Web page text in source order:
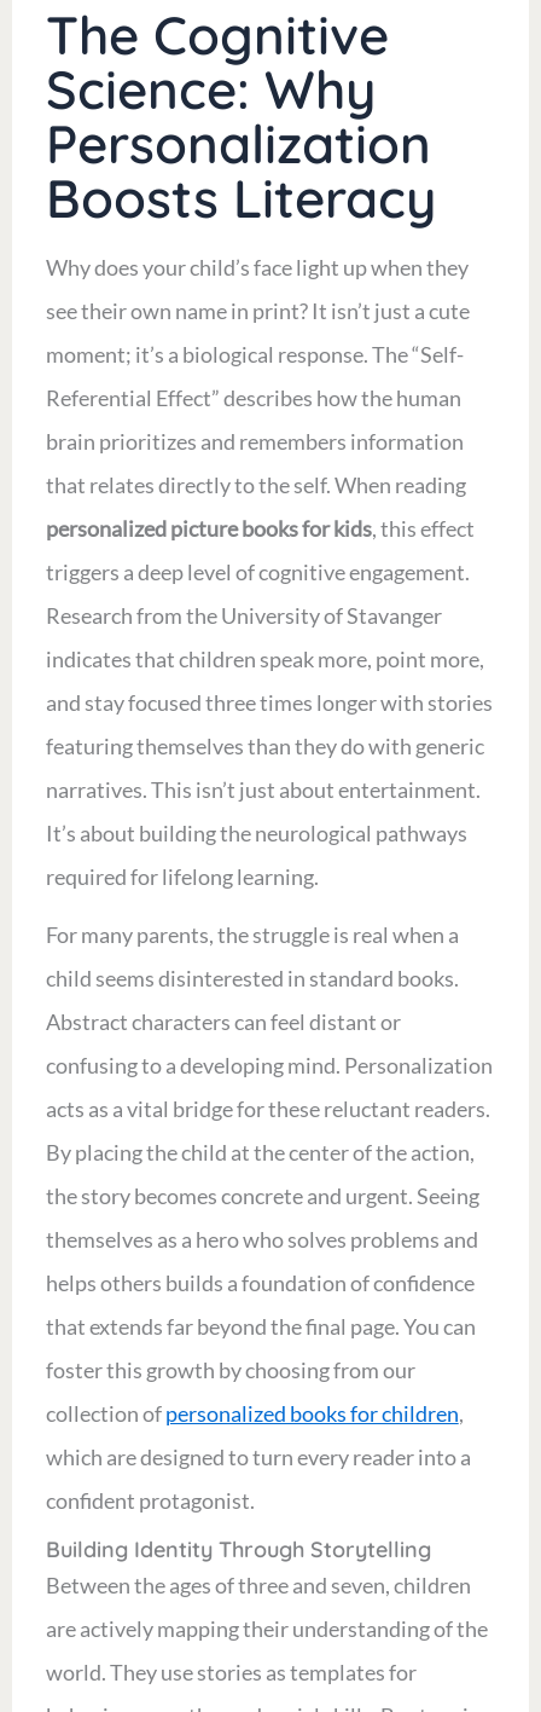
The Cognitive
Science: Why
Personalization
Boosts Literacy
Why does your child’s face light up when they
see their own name in print? It isn’t just a cute
moment; it’s a biological response. The “Self-
Referential Effect” describes how the human
brain prioritizes and remembers information
that relates directly to the self. When reading
personalized picture books for kids, this effect
triggers a deep level of cognitive engagement.
Research from the University of Stavanger
indicates that children speak more, point more,
and stay focused three times longer with stories
featuring themselves than they do with generic
narratives. This isn’t just about entertainment.
It’s about building the neurological pathways
required for lifelong learning.
For many parents, the struggle is real when a
child seems disinterested in standard books.
Abstract characters can feel distant or
confusing to a developing mind. Personalization
acts as a vital bridge for these reluctant readers.
By placing the child at the center of the action,
the story becomes concrete and urgent. Seeing
themselves as a hero who solves problems and
helps others builds a foundation of confidence
that extends far beyond the final page. You can
foster this growth by choosing from our
collection ofpersonalized books for children,
which are designed to turn every reader into a
confident protagonist.
Building Identity Through Storytelling
Between the ages of three and seven, children
are actively mapping their understanding of the
world. They use stories as templates for